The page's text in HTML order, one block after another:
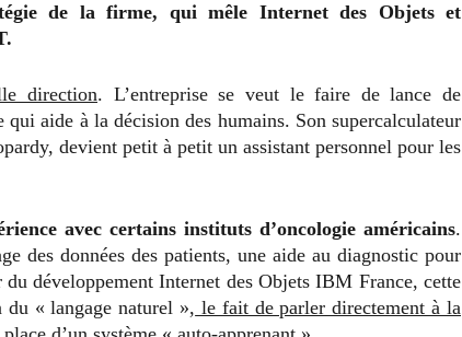
de la firme, qui mêle Internet des Objets et
direction. L’entreprise se veut le faire de lance de
aide à la décision des humains. Son supercalculateur
devient petit à petit un assistant personnel pour les
avec certains instituts d’oncologie américains.
des données des patients, une aide au diagnostic pour
développement Internet des Objets IBM France, cette
« langage naturel », le fait de parler directement à la